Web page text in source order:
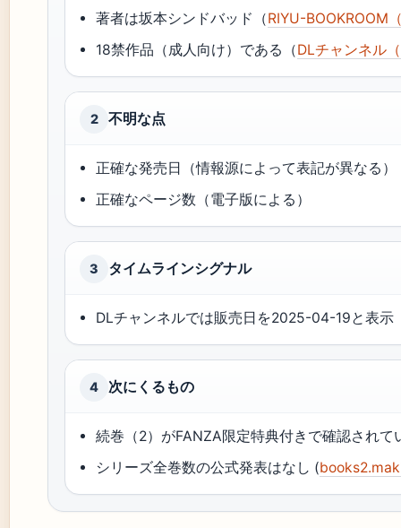
著者は坂本シンドバッド（RIYU-BOOKROOM
18禁作品（成人向け）である（DLチャンネル
2 不明な点
正確な発売日（情報源によって表記が異なる）
正確なページ数（電子版による）
3 タイムラインシグナル
DLチャンネルでは販売日を2025-04-19と表
4 次にくるもの
続巻（2）がFANZA限定特典付きで確認されて
シリーズ全巻数の公式発表はなし (